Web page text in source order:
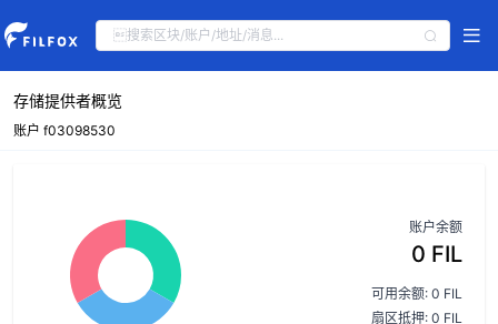
存储提供者概览
账户 f03098530
账户余额
0 FIL
可用余额: 0 FIL
扇区抵押: 0 FIL